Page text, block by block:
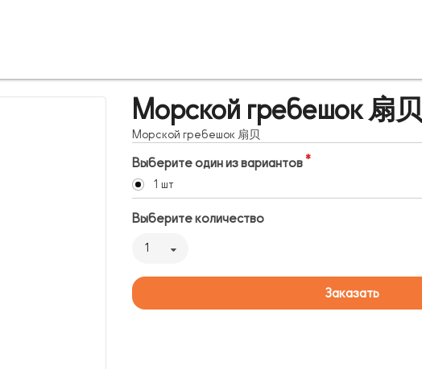
Морской гребешок 扇贝
Морской гребешок 扇贝
Выберите один из вариантов
1 шт
Выберите количество
1
Заказать